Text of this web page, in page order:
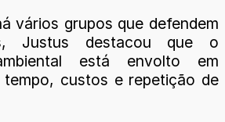
vários grupos que defendem
Justus destacou que o
está envolto em
tempo, custos e repetição de